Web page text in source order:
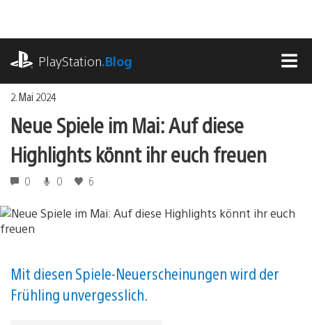
springen
PlayStation.Blog
2. Mai 2024
Neue Spiele im Mai: Auf diese
Highlights könnt ihr euch freuen
0 0 6
Mit diesen Spiele-Neuerscheinungen wird der
Frühling unvergesslich.